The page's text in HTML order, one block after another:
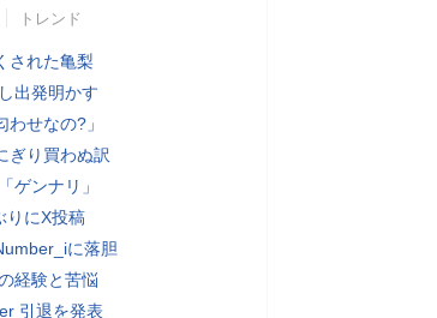
トレンド
された亀梨
出発明かす
せなの?」
ぎり買わぬ訳
ゲンナリ」
りにX投稿
に落胆
経験と苦悩
引退を発表